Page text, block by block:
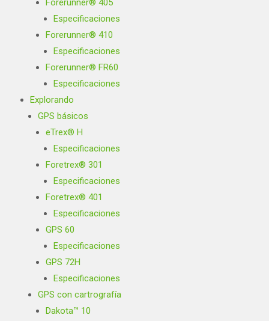
Forerunner® 405
Especificaciones
Forerunner® 410
Especificaciones
Forerunner® FR60
Especificaciones
Explorando
GPS básicos
eTrex® H
Especificaciones
Foretrex® 301
Especificaciones
Foretrex® 401
Especificaciones
GPS 60
Especificaciones
GPS 72H
Especificaciones
GPS con cartrografía
Dakota™ 10